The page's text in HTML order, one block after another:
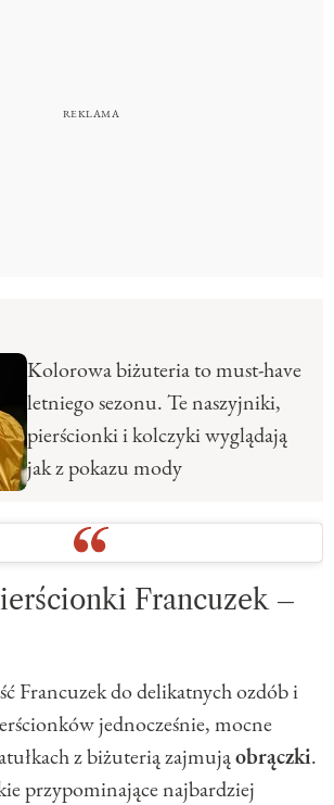
Kolorowa biżuteria to must-have
letniego sezonu. Te naszyjniki,
pierścionki i kolczyki wyglądają
jak z pokazu mody
Francuzek –
Francuzek do delikatnych ozdób i
jednocześnie, mocne
z biżuterią zajmująobrączki.
przypominające najbardziej